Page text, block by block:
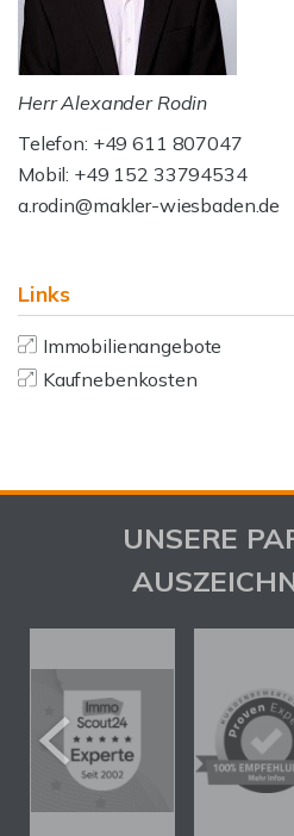
Herr Alexander Rodin
Telefon: +49 611 807047
Mobil: +49 152 33794534
a.rodin@makler-wiesbaden.de
Links
Immobilienangebote
Kaufnebenkosten
UNSERE